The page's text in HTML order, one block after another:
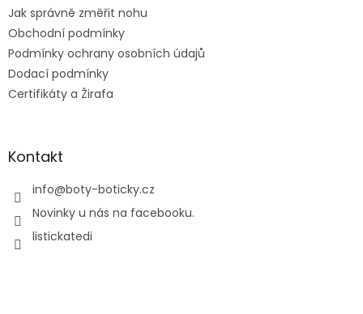
Jak správně změřit nohu
Obchodní podmínky
Podmínky ochrany osobních údajů
Dodací podmínky
Certifikáty a Žirafa
Kontakt
info@boty-boticky.cz
Novinky u nás na facebooku.
listickatedi